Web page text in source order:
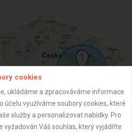
cookies
ukládáme a zpracováváme informace
účelu využíváme soubory cookies, které
služby a personalizovat nabídky. Pro
vyžadován Váš souhlas, který vyjádříte